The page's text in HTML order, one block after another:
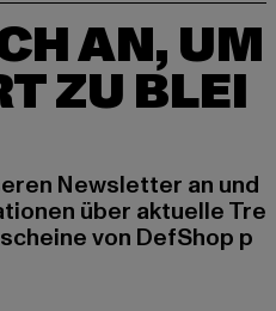
AN, UM
ZU BLEI
Newsletter an und
über aktuelle Tre
von DefShop p